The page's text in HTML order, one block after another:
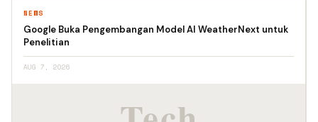
NEWS
Google Buka Pengembangan Model AI WeatherNext untuk
Penelitian
AUG 7, 2026